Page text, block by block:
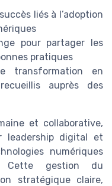
liés à l’adoption
pour partager les
pratiques
transformation en
auprès des
et collaborative,
leadership digital et
numériques
Cette gestion du
stratégique claire,